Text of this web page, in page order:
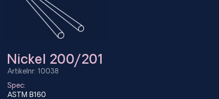
Nickel 200/201
Artikelnr: 10038
Spec:
ASTM B160